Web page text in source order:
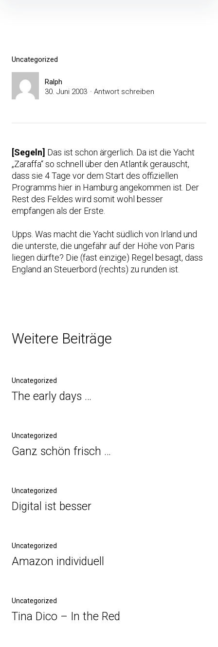
Uncategorized
Ralph
30. Juni 2003
Antwort schreiben
[Segeln] Das ist schon ärgerlich. Da ist die Yacht
„Zaraffa“ so schnell über den Atlantik gerauscht,
dass sie 4 Tage vor dem Start des offiziellen
Programms hier in Hamburg angekommen ist. Der
Rest des Feldes wird somit wohl besser
empfangen als der Erste.
Upps. Was macht die Yacht südlich von Irland und
die unterste, die ungefähr auf der Höhe von Paris
liegen dürfte? Die (fast einzige) Regel besagt, dass
England an Steuerbord (rechts) zu runden ist.
Weitere Beiträge
Uncategorized
The early days …
Uncategorized
Ganz schön frisch …
Uncategorized
Digital ist besser
Uncategorized
Amazon individuell
Uncategorized
Tina Dico – In the Red